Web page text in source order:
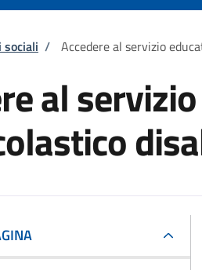
di pane
sociali / Accedere al servizio
al